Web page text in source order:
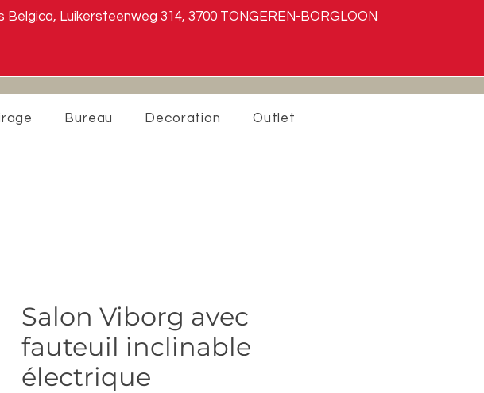
Belgica, Luikersteenweg 314, 3700 TONGEREN-BORGLOON
Bureau Decoration Outlet
Salon Viborg avec
fauteuil inclinable
électrique